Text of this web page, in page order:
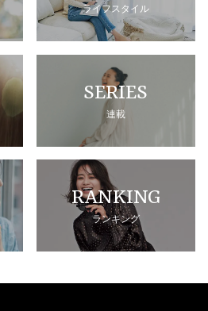
ライフスタイル
SERIES
連載
RANKING
ランキング